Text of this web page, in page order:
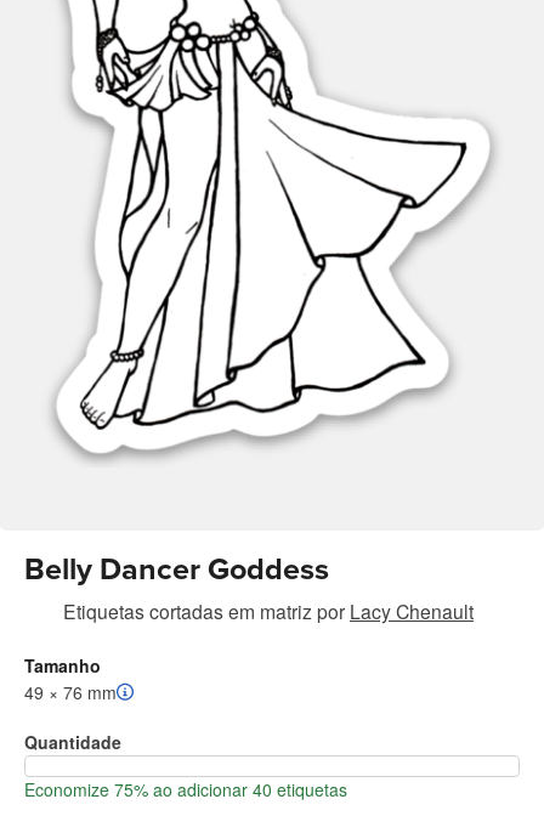
Belly Dancer Goddess
Etiquetas cortadas em matriz por Lacy Chenault
Tamanho
49 × 76 mm
Quantidade
Economize 75% ao adicionar 40 etiquetas